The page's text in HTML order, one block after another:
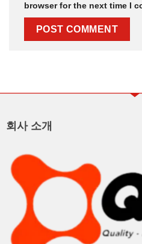
browser for the next time I
회사 소개